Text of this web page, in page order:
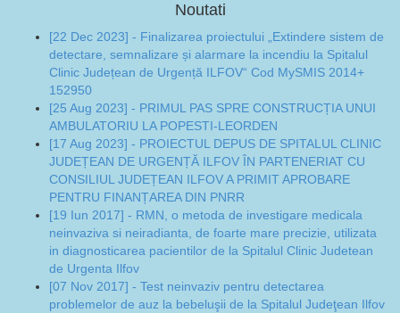
Noutati
[22 Dec 2023] - Finalizarea proiectului „Extindere sistem de
detectare, semnalizare și alarmare la incendiu la Spitalul
Clinic Județean de Urgență ILFOV“ Cod MySMIS 2014+
152950
[25 Aug 2023] - PRIMUL PAS SPRE CONSTRUCȚIA UNUI
AMBULATORIU LA POPESTI-LEORDEN
[17 Aug 2023] - PROIECTUL DEPUS DE SPITALUL CLINIC
JUDEȚEAN DE URGENȚĂ ILFOV ÎN PARTENERIAT CU
CONSILIUL JUDEȚEAN ILFOV A PRIMIT APROBARE
PENTRU FINANȚAREA DIN PNRR
[19 Iun 2017] - RMN, o metoda de investigare medicala
neinvaziva si neiradianta, de foarte mare precizie, utilizata
in diagnosticarea pacientilor de la Spitalul Clinic Judetean
de Urgenta Ilfov
[07 Nov 2017] - Test neinvaziv pentru detectarea
problemelor de auz la bebeluşii de la Spitalul Judeţean Ilfov